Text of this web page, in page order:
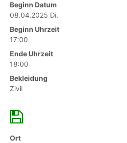
Beginn Datum
08.04.2025 Di.
Beginn Uhrzeit
17:00
Ende Uhrzeit
18:00
Bekleidung
Zivil
Ort